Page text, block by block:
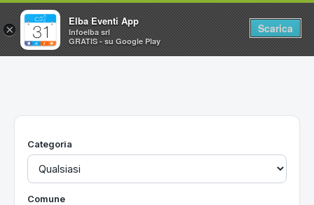
Home
Utilità
Categoria
Comune
×
Elba Eventi App
Infoelba srl
GRATIS - su Google Play
Scarica